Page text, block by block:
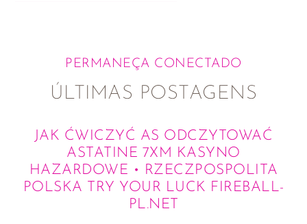
PERMANEÇA CONECTADO
ÚLTIMAS POSTAGENS
JAK ĆWICZYĆ AS ODCZYTOWAĆ
ASTATINE 7XM KASYNO
HAZARDOWE • RZECZPOSPOLITA
POLSKA TRY YOUR LUCK FIREBALL-
PL.NET